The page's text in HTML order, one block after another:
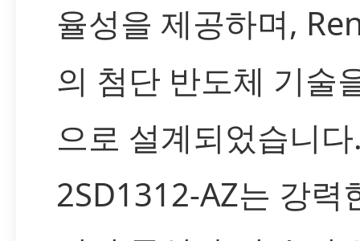
율성을 제공하며,
의 첨단 반도체 기술
으로 설계되었습니
2SD1312-AZ는 강력